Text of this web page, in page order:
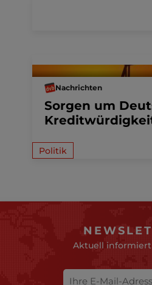
Nachrichten
Sorgen um
Politik
Aktuell